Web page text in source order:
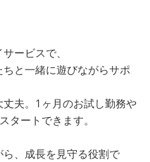
ービスで、
と一緒に遊びながらサポ
夫。1ヶ月のお試し勤務や
タートできます。
、成長を見守る役割で